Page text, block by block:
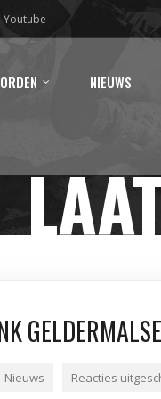
Youtube
NIEUWS
Nieuws Reacties